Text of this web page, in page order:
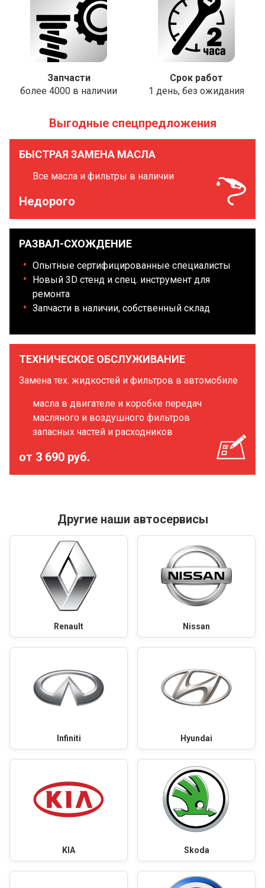
Запчасти
более 4000 в наличии
Срок работ
1 день, без ожидания
Выгодные спецпредложения
БЫСТРАЯ ЗАМЕНА МАСЛА
Все масла и фильтры в наличии
Недорого
РАЗВАЛ-СХОЖДЕНИЕ
Опытные сертифицированные специалисты
Новый 3D стенд и спец. инструмент для
ремонта
Запчасти в наличии, собственный склад
ТЕХНИЧЕСКОЕ ОБСЛУЖИВАНИЕ
Замена тех. жидкостей и фильтров в автомобиле
масла в двигателе и коробке передач
масляного и воздушного фильтров
запасных частей и расходников
от 3 690 руб.
Другие наши автосервисы
Renault Nissan
Infiniti Hyundai
KIA Skoda